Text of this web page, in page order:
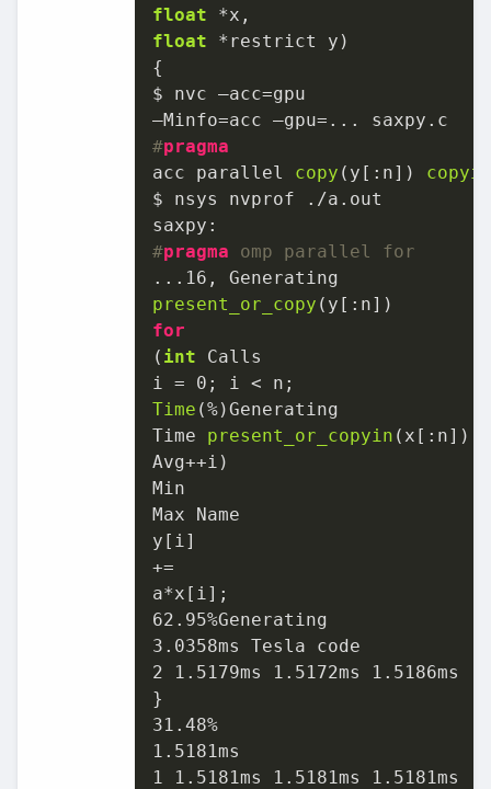
float
float *restrict y)
{
$ nvc –acc=gpu
#pragma
acc parallel copy (y[:n]) copyin
$ nsys nvprof ./a.out
#pragma omp parallel for
.. .16
present_or_copy
for
( int Calls
i = 0
Time (%)Generating
Time present_or_copyin (x[:n])
Avg++i)
Min
Max Name
y[i]
+=
62.95
3.0358
2
1.5179ms 1.5172ms 1.5186ms
31.48
1.5181
1
1.5181 ms 1.5181 ms
1.5181